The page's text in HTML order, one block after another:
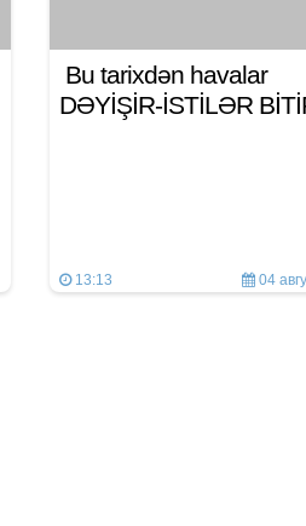
Bu tarixdən havalar
DƏYİŞİR-İSTİLƏR
13:13 04